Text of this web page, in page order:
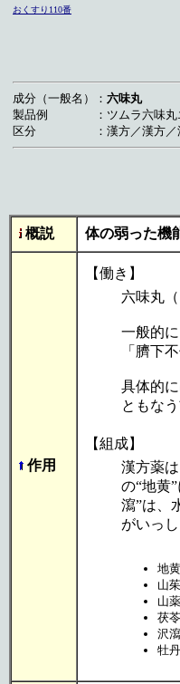
おくすり110番
成分（一般名） ： 六味丸
製品例
： ツムラ六味
区分
： 漢方／漢方／
概説 体の弱った機
作用
【働き】
六味丸
一般的
「臍下
具体的
ともな
【組成】
漢方薬
の“地黄
瀉”は、
がいっ
地
山
山
茯
沢
牡